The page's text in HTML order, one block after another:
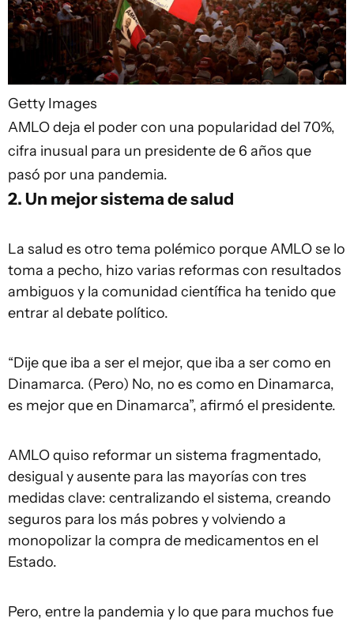
Getty Images
AMLO deja el poder con una popularidad del 70%,
cifra inusual para un presidente de 6 años que
pasó por una pandemia.
2. Un mejor sistema de salud
La salud es otro tema polémico porque AMLO se lo
toma a pecho, hizo varias reformas con resultados
ambiguos y la comunidad científica ha tenido que
entrar al debate político.
“Dije que iba a ser el mejor, que iba a ser como en
Dinamarca. (Pero) No, no es como en Dinamarca,
es mejor que en Dinamarca”, afirmó el presidente.
AMLO quiso reformar un sistema fragmentado,
desigual y ausente para las mayorías con tres
medidas clave: centralizando el sistema, creando
seguros para los más pobres y volviendo a
monopolizar la compra de medicamentos en el
Estado.
Pero, entre la pandemia y lo que para muchos fue